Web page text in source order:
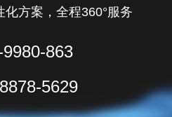
方案，全程360°服务
863
5629